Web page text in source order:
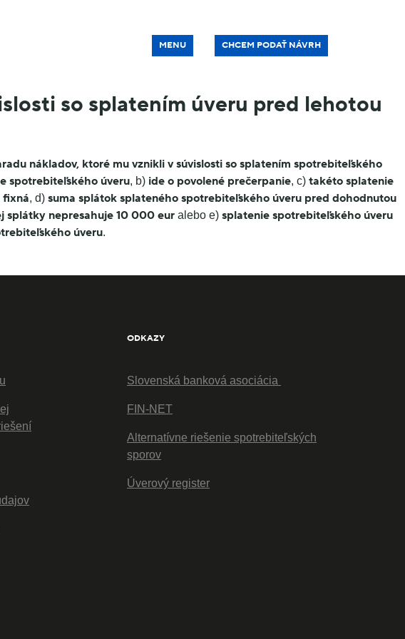
MENU CHCEM PODAŤ NÁVRH
so splatením úveru pred lehotou
nákladov, ktoré mu vznikli v súvislosti so splatením spotrebiteľského
spotrebiteľského úveru, b) ide o povolené prečerpanie, c) takéto splatenie
fixná, d) suma splátok splateného spotrebiteľského úveru pred dohodnutou
splátky nepresahuje 10 000 eur alebo e) splatenie spotrebiteľského úveru
úveru.
ODKAZY
Slovenská banková asociácia
FIN-NET
Alternatívne riešenie spotrebiteľských
sporov
Úverový register